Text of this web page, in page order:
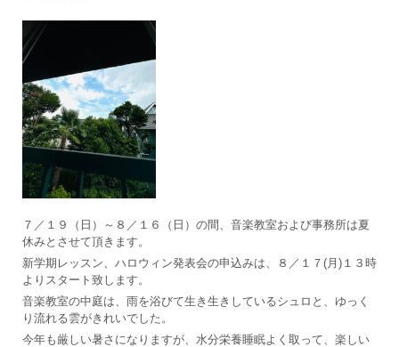
７／１９（日）～８／１６（日）の間、音楽教室および事務所は夏
休みとさせて頂きます。
新学期レッスン、ハロウィン発表会の申込みは、８／１７(月)１３時
よりスタート致します。
音楽教室の中庭は、雨を浴びて生き生きしているシュロと、ゆっく
り流れる雲がきれいでした。
今年も厳しい暑さになりますが、水分栄養睡眠よく取って、楽しい